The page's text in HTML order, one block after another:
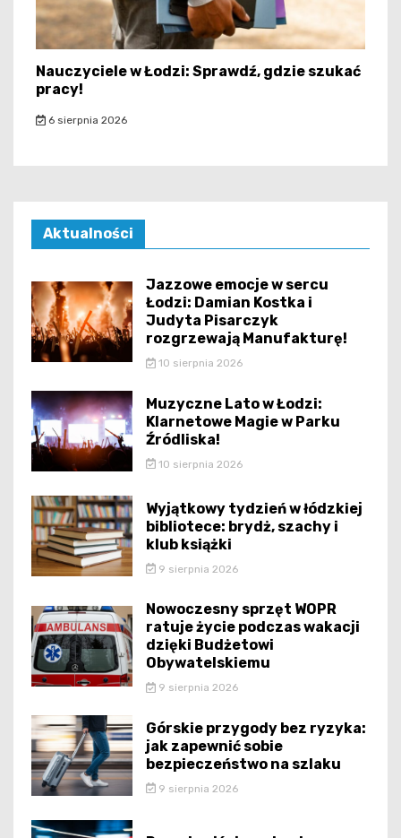
Nauczyciele w Łodzi: Sprawdź, gdzie szukać
pracy!
6 sierpnia 2026
Aktualności
Jazzowe emocje w sercu
Łodzi: Damian Kostka i
Judyta Pisarczyk
rozgrzewają Manufakturę!
10 sierpnia 2026
Muzyczne Lato w Łodzi:
Klarnetowe Magie w Parku
Źródliska!
10 sierpnia 2026
Wyjątkowy tydzień w łódzkiej
bibliotece: brydż, szachy i
klub książki
9 sierpnia 2026
Nowoczesny sprzęt WOPR
ratuje życie podczas wakacji
dzięki Budżetowi
Obywatelskiemu
9 sierpnia 2026
Górskie przygody bez ryzyka:
jak zapewnić sobie
bezpieczeństwo na szlaku
9 sierpnia 2026